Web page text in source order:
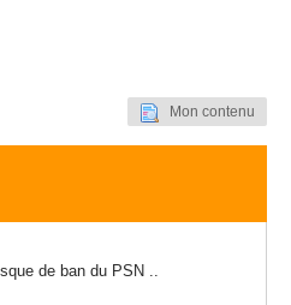
Mon contenu
de ban du PSN ..